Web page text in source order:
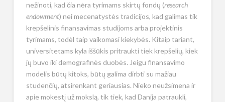
nežinoti, kad čia nėra tyrimams skirtų fondų (research
endowment) nei mecenatystės tradicijos, kad galimas tik
krepšelinis finansavimas studijoms arba projektinis
tyrimams, todėl taip vaikomasi kiekybės. Kitaip tariant,
universitetams kyla iššūkis pritraukti tiek krepšelių, kiek
jų buvo iki demografinės duobės. Jeigu finansavimo
modelis būtų kitoks, būtų galima dirbti su mažiau
studenčių, atsirenkant geriausias. Nieko neužsimena ir
apie mokestį už mokslą, tik tiek, kad Danija patraukli,